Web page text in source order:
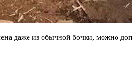
даже из обычной бочки, можно